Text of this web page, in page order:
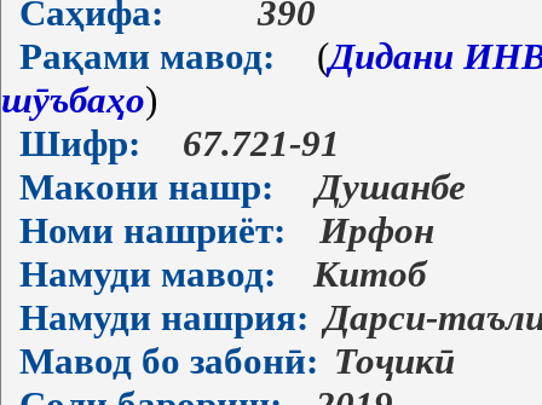
Саҳифа:
390
Рақами мавод:
(Дидани
шӯъбаҳо)
Шифр:
67.721-91
Макони нашр:
Душанбе
Номи нашриёт:
Ирфон
Намуди мавод:
Китоб
Намуди нашрия: Дарси-
Мавод бо забонӣ: Тоҷикӣ